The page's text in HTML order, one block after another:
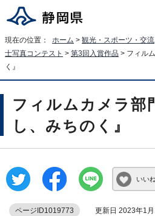
現在の位置： ホーム > 観光・スポーツ・交流
士写真コンテスト > 第3回入賞作品 > フィル
く』
フィルムカメラ部
し、みちのく』
いい
ページID1019773 更新日 2023年1月